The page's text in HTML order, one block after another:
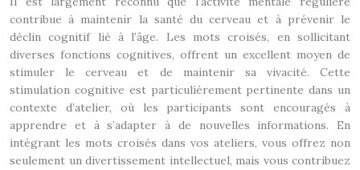
contribue à maintenir la santé du cerveau et à prévenir le
déclin cognitif lié à l’âge. Les mots croisés, en sollicitant
diverses fonctions cognitives, offrent un excellent moyen de
stimuler le cerveau et de maintenir sa vivacité. Cette
stimulation cognitive est particulièrement pertinente dans un
contexte d’atelier, où les participants sont encouragés à
apprendre et à s’adapter à de nouvelles informations. En
intégrant les mots croisés dans vos ateliers, vous offrez non
seulement un divertissement intellectuel, mais vous contribuez